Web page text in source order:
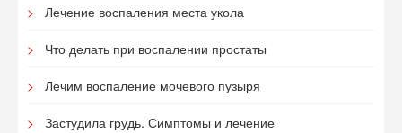
Лечение воспаления места укола
Что делать при воспалении простаты
Лечим воспаление мочевого пузыря
Застудила грудь. Симптомы и лечение